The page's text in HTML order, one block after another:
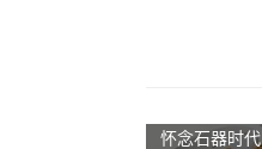
怀念石器时代